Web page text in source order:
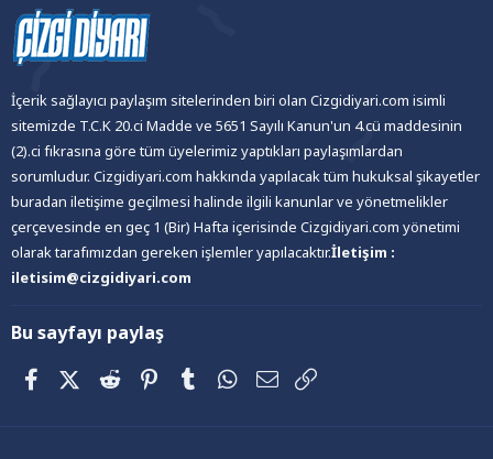
İçerik sağlayıcı paylaşım sitelerinden biri olan Cizgidiyari.com isimli
sitemizde T.C.K 20.ci Madde ve 5651 Sayılı Kanun'un 4.cü maddesinin
(2).ci fıkrasına göre tüm üyelerimiz yaptıkları paylaşımlardan
sorumludur. Cizgidiyari.com hakkında yapılacak tüm hukuksal şikayetler
buradan iletişime geçilmesi halinde ilgili kanunlar ve yönetmelikler
çerçevesinde en geç 1 (Bir) Hafta içerisinde Cizgidiyari.com yönetimi
olarak tarafımızdan gereken işlemler yapılacaktır.İletişim :
iletisim@cizgidiyari.com
Bu sayfayı paylaş
FacebookX (Twitter)
Reddit PinterestTumblrWhatsApp
E-posta